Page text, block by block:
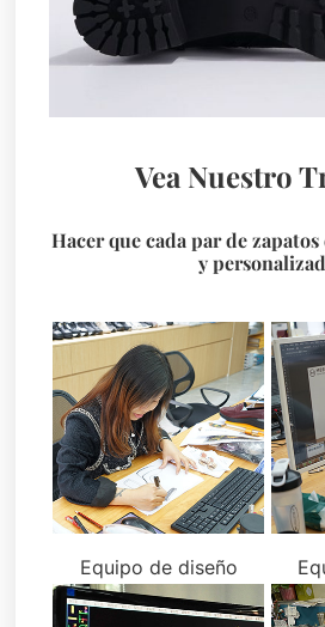
Vea Nuestro
Hacer que cada par de
y
Equipo de diseño